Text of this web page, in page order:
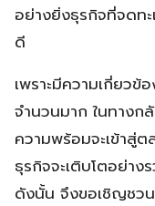
อย่างยิ่งธุรกิจที่จดท
ดี
เพราะมีความเกี่ยว
จำนวนมาก ในทางก
ความพร้อมจะเข้าสู่
ธุรกิจจะเติบโตอย่า
ดังนั้น จึงขอเชิญชวน